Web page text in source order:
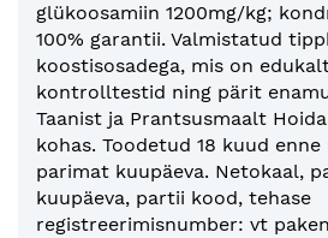
glükoosamiin 1200mg/kg;
100% garantii. Valmistatud
koostisosadega, mis on
kontrolltestid ning pärit
Taanist ja Prantsusmaalt
kohas. Toodetud 18 kuud
parimat kuupäeva. Netokaal,
kuupäeva, partii kood, tehase
registreerimisnumber: vt